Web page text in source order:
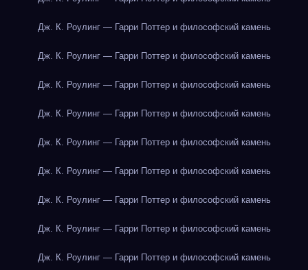
Дж. К. Роулинг — Гарри Поттер и философский камень
Дж. К. Роулинг — Гарри Поттер и философский камень
Дж. К. Роулинг — Гарри Поттер и философский камень
Дж. К. Роулинг — Гарри Поттер и философский камень
Дж. К. Роулинг — Гарри Поттер и философский камень
Дж. К. Роулинг — Гарри Поттер и философский камень
Дж. К. Роулинг — Гарри Поттер и философский камень
Дж. К. Роулинг — Гарри Поттер и философский камень
Дж. К. Роулинг — Гарри Поттер и философский камень